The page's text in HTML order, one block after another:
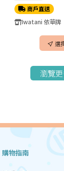
商戶直送
Iwatani 依華牌
選
瀏覽
購物指南